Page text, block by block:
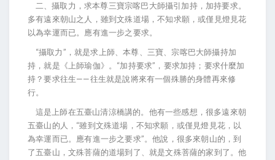
二、攝取力，求本尊三寶宗喀巴大師攝引加持，加持要求。
多有遠來朝山之人，雖到文殊道場，不知求願，或僅見燈見花
以為幸運而已。應有進一步之要求。
“攝取力”，就是求上師、本尊、三寶、宗喀巴大師攝持加
持，就是《上師瑜伽》。“加持要求”，要求加持；要求什麼加
持？要求往生——往生就是說將來有一個殊勝的身體再來修
行。
這是上師在五臺山清涼橋講的。他有一些感想，很多遠來朝
五臺山的人，“雖到文殊道場，不知求願，或僅見燈見花，以
為幸運而已。應有進一步之要求”。他說，很多來朝山的，到
了五臺山，文殊菩薩的道場到了、就是文殊菩薩的家到了。他